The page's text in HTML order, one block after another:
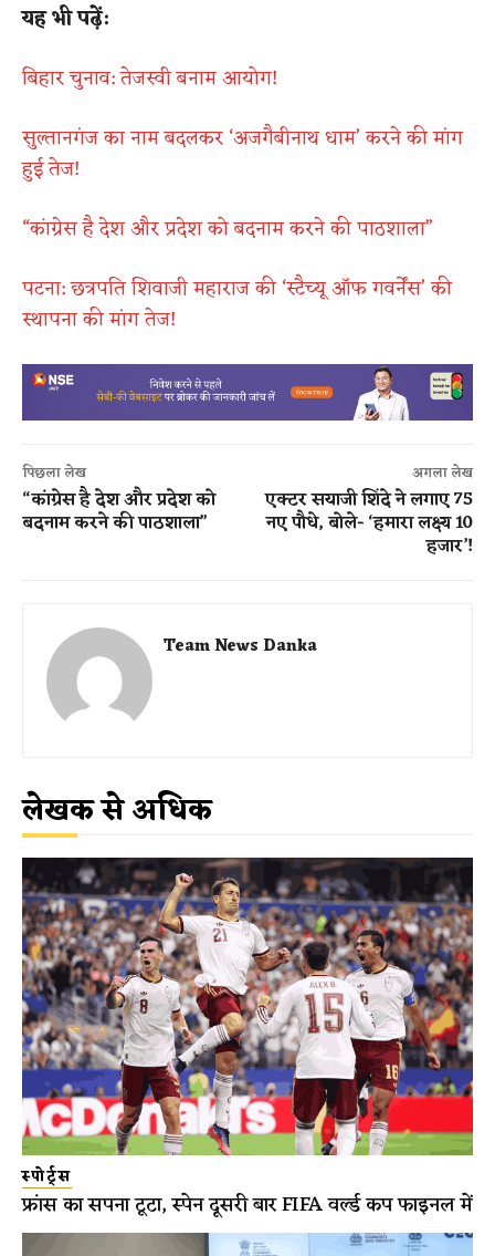
यह भी पढ़ें:
बिहार चुनाव: तेजस्वी बनाम आयोग!
सुल्तानगंज का नाम बदलकर ‘अजगैबीनाथ धाम’ करने की मांग
हुई तेज!
“कांग्रेस है देश और प्रदेश को बदनाम करने की पाठशाला”
पटना: छत्रपति शिवाजी महाराज की ‘स्टैच्यू ऑफ गवर्नेंस’ की
स्थापना की मांग तेज!
पिछला लेख
“कांग्रेस है देश और प्रदेश को
बदनाम करने की पाठशाला”
अगला लेख
एक्टर सयाजी शिंदे ने लगाए 75
नए पौधे, बोले- ‘हमारा लक्ष्य 10
हजार’!
Team News Danka
लेखक से अधिक
स्पोर्ट्स
फ्रांस का सपना टूटा, स्पेन दूसरी बार FIFA वर्ल्ड कप फाइनल में